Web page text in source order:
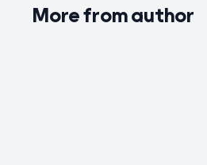
More from author